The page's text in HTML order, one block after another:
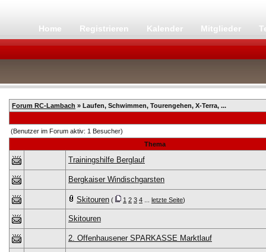
Home Registrieren Kalender Mitglieder
Forum RC-Lambach » Laufen, Schwimmen, Tourengehen, X-Terra, ...
(Benutzer im Forum aktiv: 1 Besucher)
Thema
Trainingshilfe Berglauf
Bergkaiser Windischgarsten
Skitouren ( 1 2 3 4 letzte Seite)
Skitouren
2. Offenhausener SPARKASSE Marktlauf